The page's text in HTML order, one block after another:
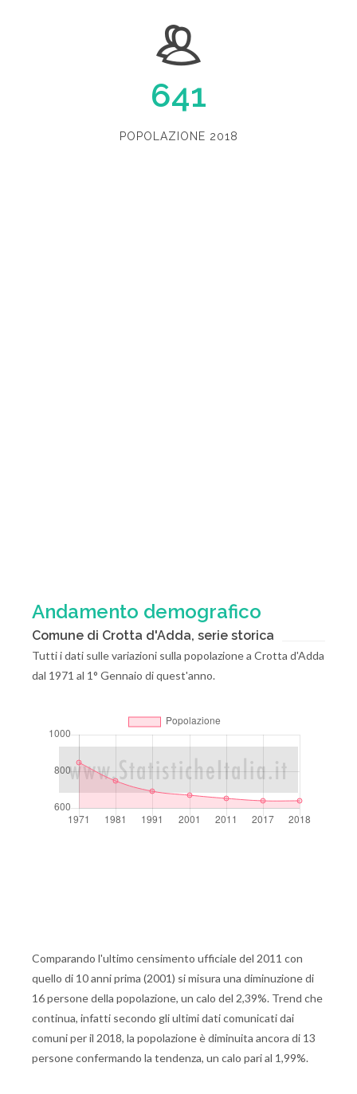
641
POPOLAZIONE 2018
Andamento demografico
Comune di Crotta d'Adda, serie storica
Tutti i dati sulle variazioni sulla popolazione a Crotta d'Adda
dal 1971 al 1° Gennaio di quest'anno.
Comparando l'ultimo censimento ufficiale del 2011 con
quello di 10 anni prima (2001) si misura una diminuzione di
16 persone della popolazione, un calo del 2,39%. Trend che
continua, infatti secondo gli ultimi dati comunicati dai
comuni per il 2018, la popolazione è diminuita ancora di 13
persone confermando la tendenza, un calo pari al 1,99%.